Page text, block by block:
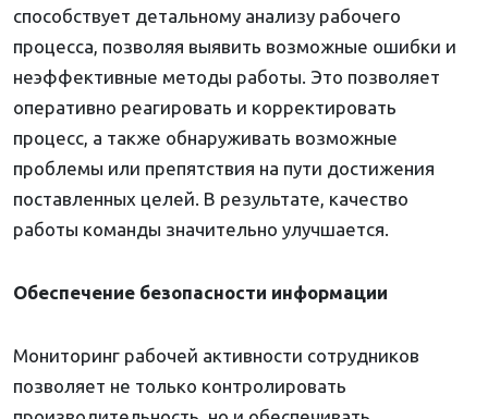
способствует детальному анализу рабочего
процесса, позволяя выявить возможные ошибки и
неэффективные методы работы. Это позволяет
оперативно реагировать и корректировать
процесс, а также обнаруживать возможные
проблемы или препятствия на пути достижения
поставленных целей. В результате, качество
работы команды значительно улучшается.
Обеспечение безопасности информации
Мониторинг рабочей активности сотрудников
позволяет не только контролировать